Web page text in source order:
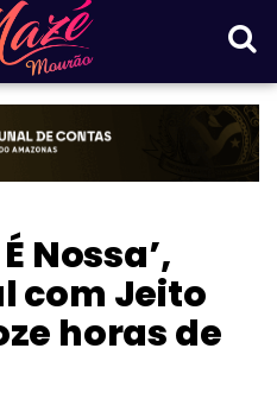
Nossa’,
com Jeito
horas de